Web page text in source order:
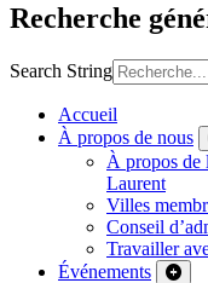
Recherche
Search String
Accueil
À propos de nous
À propos de
Laurent
Villes
Conseil
Travailler
Événements